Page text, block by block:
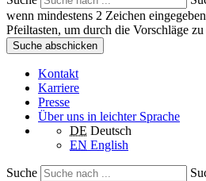
wenn mindestens 2 Zeichen
Pfeiltasten, um durch die Vorschläge
Suche abschicken
Kontakt
Karriere
Presse
Über uns in leichter Sprache
DE Deutsch
EN English
Suche